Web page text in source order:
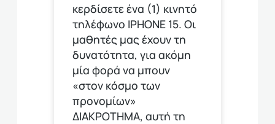
κερδίσετε ένα (1) κινητό
τηλέφωνο ΙΡΗΟΝΕ 15. Οι
μαθητές μας έχουν τη
δυνατότητα, για ακόμη
μία φορά να μπουν
«στον κόσμο των
προνομίων»
ΔΙΑΚΡΟΤΗΜΑ, αυτή τη